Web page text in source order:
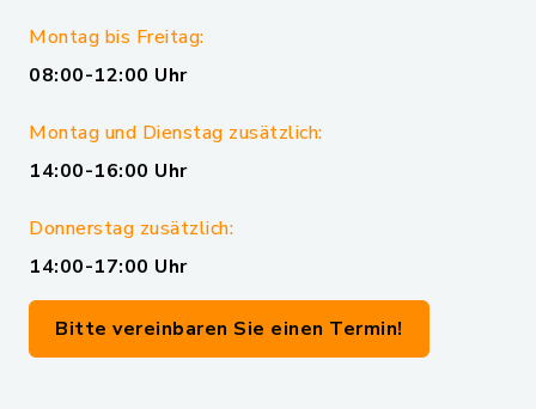
Montag bis Freitag:
08:00-12:00 Uhr
Montag und Dienstag zusätzlich:
14:00-16:00 Uhr
Donnerstag zusätzlich:
14:00-17:00 Uhr
Bitte vereinbaren Sie einen Termin!